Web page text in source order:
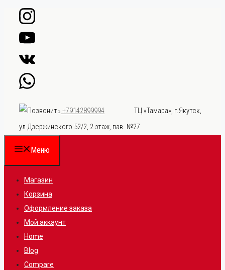
Перейти
содержимому
+79142899994
ТЦ «Тамара», г.Якутск,
ул.Дзержинского 52/2, 2 этаж, пав. №27
Меню
Магазин
Корзина
Оформление заказа
Мой аккаунт
Home
Blog
Compare